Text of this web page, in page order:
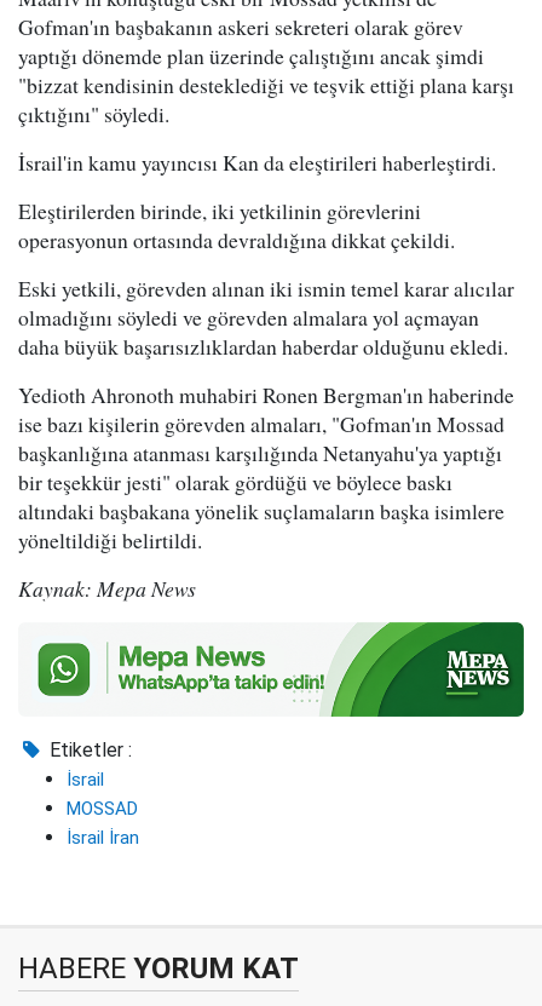
Gofman'ın başbakanın askeri sekreteri olarak görev
yaptığı dönemde plan üzerinde çalıştığını ancak şimdi
"bizzat kendisinin desteklediği ve teşvik ettiği plana karşı
çıktığını" söyledi.
İsrail'in kamu yayıncısı Kan da eleştirileri haberleştirdi.
Eleştirilerden birinde, iki yetkilinin görevlerini
operasyonun ortasında devraldığına dikkat çekildi.
Eski yetkili, görevden alınan iki ismin temel karar alıcılar
olmadığını söyledi ve görevden almalara yol açmayan
daha büyük başarısızlıklardan haberdar olduğunu ekledi.
Yedioth Ahronoth muhabiri Ronen Bergman'ın haberinde
ise bazı kişilerin görevden almaları, "Gofman'ın Mossad
başkanlığına atanması karşılığında Netanyahu'ya yaptığı
bir teşekkür jesti" olarak gördüğü ve böylece baskı
altındaki başbakana yönelik suçlamaların başka isimlere
yöneltildiği belirtildi.
Kaynak: Mepa News
Etiketler :
İsrail
MOSSAD
İsrail İran
HABERE YORUM KAT